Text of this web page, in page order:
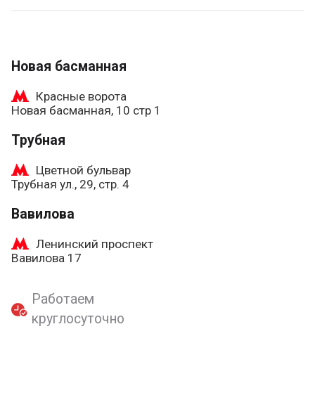
Новая басманная
Красные ворота
Новая басманная, 10 стр 1
Трубная
Цветной бульвар
Трубная ул., 29, стр. 4
Вавилова
Ленинский проспект
Вавилова 17
Работаем
круглосуточно